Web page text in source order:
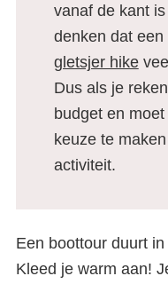
vanaf de kant
denken dat
gletsjer hike
Dus als je
budget en
keuze te
activiteit.
Een boottour duurt
Kleed je warm aan!